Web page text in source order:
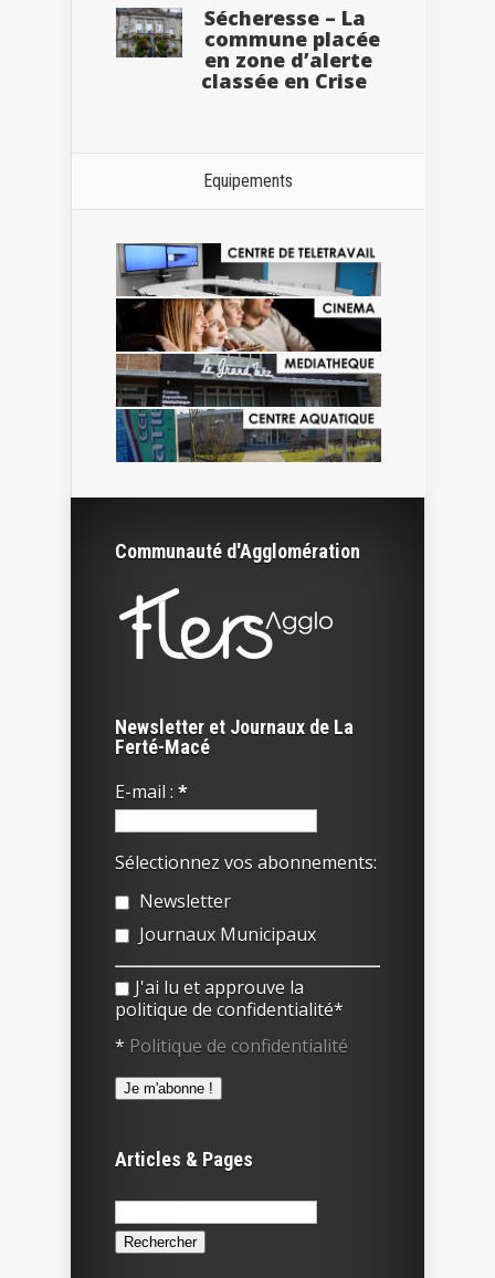
Sécheresse – La
commune placée
en zone d’alerte
classée en Crise
Equipements
Communauté d'Agglomération
Newsletter et Journaux de La
Ferté-Macé
E-mail : *
Sélectionnez vos abonnements:
Newsletter
Journaux Municipaux
J'ai lu et approuve la
politique de confidentialité*
* Politique de confidentialité
Articles & Pages
Rechercher :